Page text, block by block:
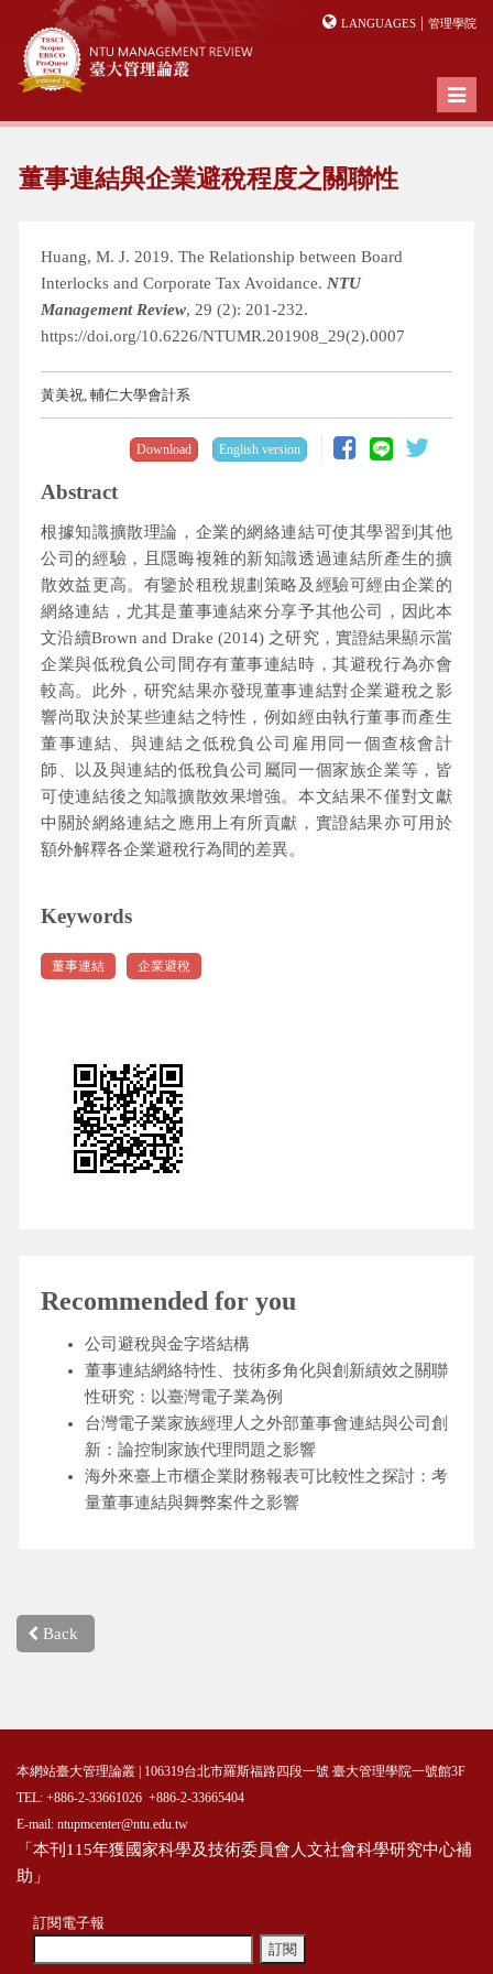
LANGUAGES | 管理學院
Toggle
董事連結與企業避稅程度之關聯性
Huang, M. J. 2019. The Relationship between Board
Interlocks and Corporate Tax Avoidance. NTU
Management Review, 29 (2): 201-232.
https://doi.org/10.6226/NTUMR.201908_29(2).0007
黃美祝, 輔仁大學會計系
Download English version
Abstract
根據知識擴散理論，企業的網絡連結可使其學習到其他
公司的經驗，且隱晦複雜的新知識透過連結所產生的擴
散效益更高。有鑒於租稅規劃策略及經驗可經由企業的
網絡連結，尤其是董事連結來分享予其他公司，因此本
文沿續Brown and Drake (2014) 之研究，實證結果顯示當
企業與低稅負公司間存有董事連結時，其避稅行為亦會
較高。此外，研究結果亦發現董事連結對企業避稅之影
響尚取決於某些連結之特性，例如經由執行董事而產生
董事連結、與連結之低稅負公司雇用同一個查核會計
師、以及與連結的低稅負公司屬同一個家族企業等，皆
可使連結後之知識擴散效果增強。本文結果不僅對文獻
中關於網絡連結之應用上有所貢獻，實證結果亦可用於
額外解釋各企業避稅行為間的差異。
Keywords
董事連結 企業避稅
Recommended for you
公司避稅與金字塔結構
董事連結網絡特性、技術多角化與創新績效之關聯
性研究：以臺灣電子業為例
台灣電子業家族經理人之外部董事會連結與公司創
新：論控制家族代理問題之影響
海外來臺上市櫃企業財務報表可比較性之探討：考
量董事連結與舞弊案件之影響
Back
本網站臺大管理論叢 | 106319台北市羅斯福路四段一號 臺大管理學院一號館3F
TEL: +886-2-33661026 +886-2-33665404
E-mail: ntupmcenter@ntu.edu.tw
「本刊115年獲國家科學及技術委員會人文社會科學研究中心補
助」
訂閱電子報